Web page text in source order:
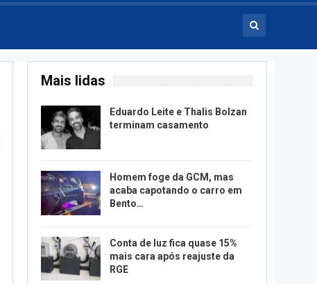
Mais lidas
Eduardo Leite e Thalis Bolzan
terminam casamento
Homem foge da GCM, mas
acaba capotando o carro em
Bento…
Conta de luz fica quase 15%
mais cara após reajuste da
RGE